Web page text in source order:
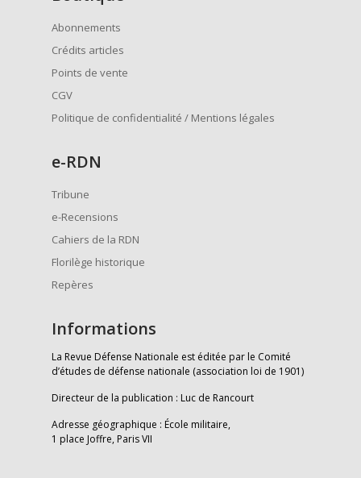
Abonnements
Crédits articles
Points de vente
CGV
Politique de confidentialité / Mentions légales
e-RDN
Tribune
e-Recensions
Cahiers de la RDN
Florilège historique
Repères
Informations
La Revue Défense Nationale est éditée par le Comité
d’études de défense nationale (association loi de 1901)
Directeur de la publication : Luc de Rancourt
Adresse géographique : École militaire,
1 place Joffre, Paris VII